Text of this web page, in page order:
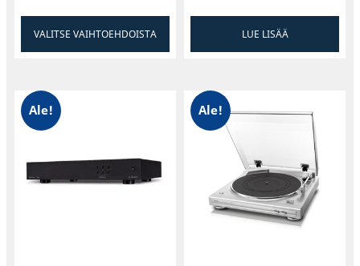
VALITSE VAIHTOEHDOISTA LUE LISÄÄ
Ale! Ale!